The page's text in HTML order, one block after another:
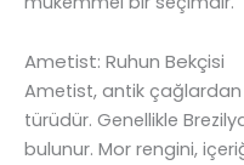
Ametist: Ruhun Bekçisi
Ametist, antik çağlardan
türüdür. Genellikle
bulunur. Mor rengini,